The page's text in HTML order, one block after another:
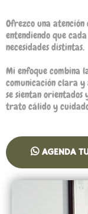
Ofrezco una
entendiendo que
necesidades distintas.
Mi enfoque combina
comunicación clara y
se sientan orientados
trato cálido y
AGENDA